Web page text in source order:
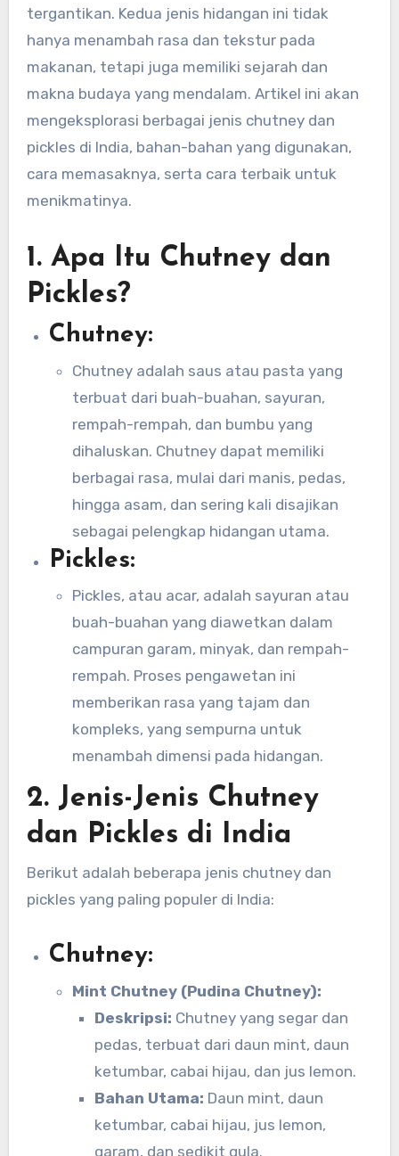
tergantikan. Kedua jenis hidangan ini tidak
hanya menambah rasa dan tekstur pada
makanan, tetapi juga memiliki sejarah dan
makna budaya yang mendalam. Artikel ini akan
mengeksplorasi berbagai jenis chutney dan
pickles di India, bahan-bahan yang digunakan,
cara memasaknya, serta cara terbaik untuk
menikmatinya.
1. Apa Itu Chutney dan
Pickles?
Chutney:
Chutney adalah saus atau pasta yang
terbuat dari buah-buahan, sayuran,
rempah-rempah, dan bumbu yang
dihaluskan. Chutney dapat memiliki
berbagai rasa, mulai dari manis, pedas,
hingga asam, dan sering kali disajikan
sebagai pelengkap hidangan utama.
Pickles:
Pickles, atau acar, adalah sayuran atau
buah-buahan yang diawetkan dalam
campuran garam, minyak, dan rempah-
rempah. Proses pengawetan ini
memberikan rasa yang tajam dan
kompleks, yang sempurna untuk
menambah dimensi pada hidangan.
2. Jenis-Jenis Chutney
dan Pickles di India
Berikut adalah beberapa jenis chutney dan
pickles yang paling populer di India:
Chutney:
Mint Chutney (Pudina Chutney):
Deskripsi: Chutney yang segar dan
pedas, terbuat dari daun mint, daun
ketumbar, cabai hijau, dan jus lemon.
Bahan Utama: Daun mint, daun
ketumbar, cabai hijau, jus lemon,
garam, dan sedikit gula.